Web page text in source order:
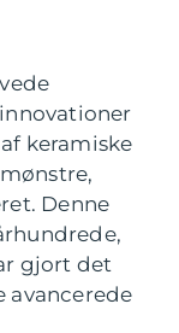
keramiske
Denne
gjort det
avancerede